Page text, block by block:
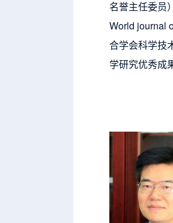
名誉主任委员
World journal
合学会科学技
学研究优秀成